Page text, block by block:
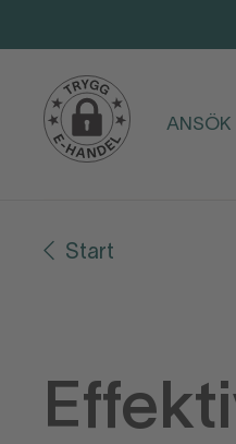
ANSÖK
Start